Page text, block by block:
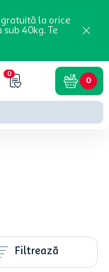
gratuită la orice
40kg. Te
0
0
Filtrează